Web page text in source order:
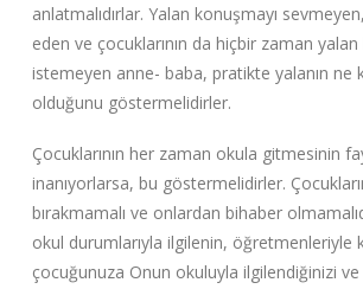
anlatmalıdırlar. Yalan konuşmayı
eden ve çocuklarının da hiçbir zaman yalan
istemeyen anne- baba, pratikte yalanın ne
olduğunu göstermelidirler.
Çocuklarının her zaman okula gitmesinin
inanıyorlarsa, bu göstermelidirler.
bırakmamalı ve onlardan bihaber
okul durumlarıyla ilgilenin, öğretmenleriyle
çocuğunuza Onun okuluyla ilgilendiğinizi